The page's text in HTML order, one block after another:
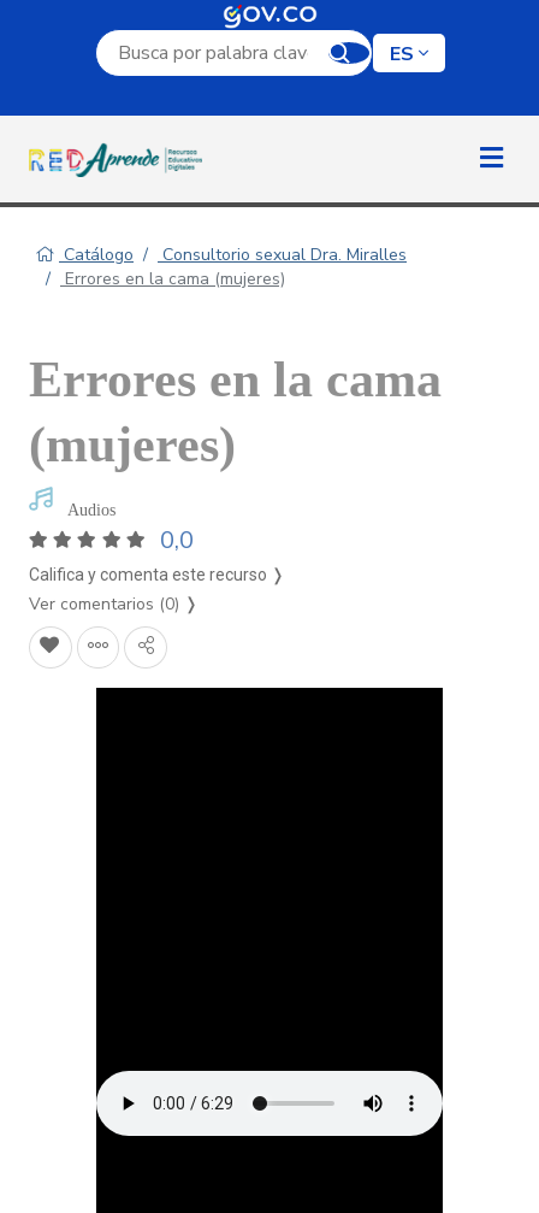
Campo de búsqueda por palabra clave
ES
Catálogo
Consultorio sexual Dra. Miralles
Errores en la cama (mujeres)
Errores en la cama
(mujeres)
Audios
0,0
Califica y comenta este recurso ❭
Ver comentarios (0) ❭